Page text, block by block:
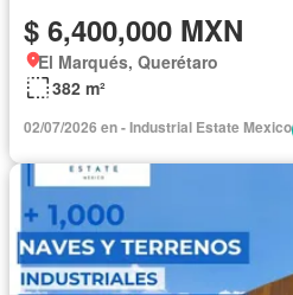
$ 6,400,000 MXN
El Marqués, Querétaro
382 m²
02/07/2026 en - Industrial Estate Mexico